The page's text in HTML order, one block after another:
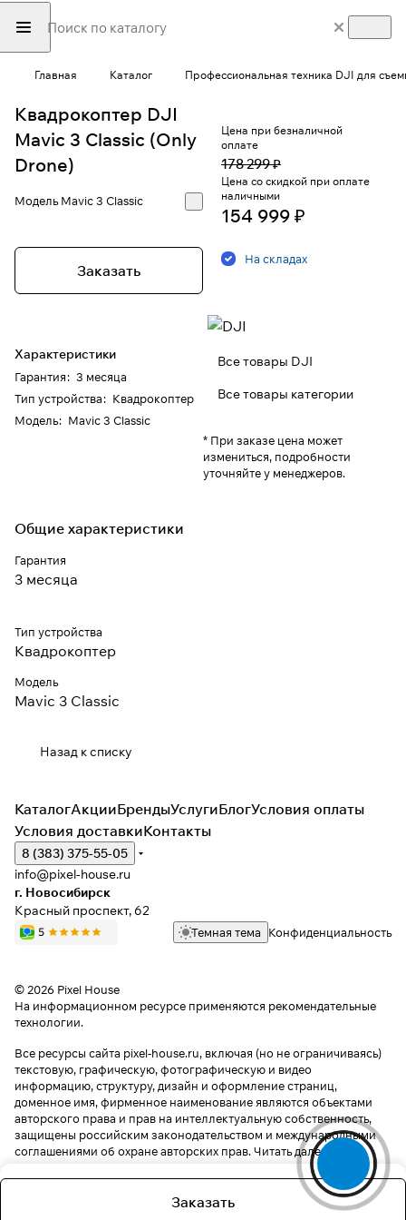
Главная Каталог Профессиональная техника DJI для
Квадрокоптер DJI
Mavic 3 Classic (Only
Drone)
МодельMavic 3 Classic
Заказать
Характеристики
Гарантия: 3 месяца
Тип устройства: Квадрокоптер
Модель: Mavic 3 Classic
Цена при безналичной
оплате
178 299 ₽
Цена со скидкой при оплате
наличными
154 999 ₽
На складах
Все товары DJI
Все товары категории
* При заказе цена может
измениться, подробности
уточняйте у менеджеров.
Общие характеристики
Гарантия
3 месяца
Тип устройства
Квадрокоптер
Модель
Mavic 3 Classic
Назад к списку
Заказать
КаталогАкцииБрендыУслугиБлогУсловия оплаты
Условия доставкиКонтакты
8 (383) 375-55-05
info@pixel-house.ru
г. Новосибирск
Красный проспект, 62
Темная тема Конфиденциальность
© 2026 Pixel House
На информационном ресурсе применяются рекомендательные
технологии.
Все ресурсы сайта pixel-house.ru, включая (но не ограничиваясь)
текстовую, графическую, фотографическую и видео
информацию, структуру, дизайн и оформление страниц,
доменное имя, фирменное наименование являются объектами
авторского права и прав на интеллектуальную собственность,
защищены российским законодательством и международными
соглашениями об охране авторских прав.Читать далее